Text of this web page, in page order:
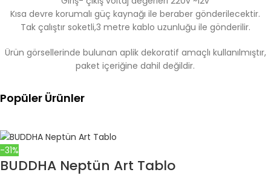
Kısa devre korumalı güç kaynağı ile beraber gönderilecektir.
Tak çalıştır soketli,3 metre kablo uzunluğu ile gönderilir.
Ürün görsellerinde bulunan aplik dekoratif amaçlı kullanılmıştır,
paket içeriğine dahil değildir.
Popüler Ürünler
-31%
BUDDHA Neptün Art Tablo